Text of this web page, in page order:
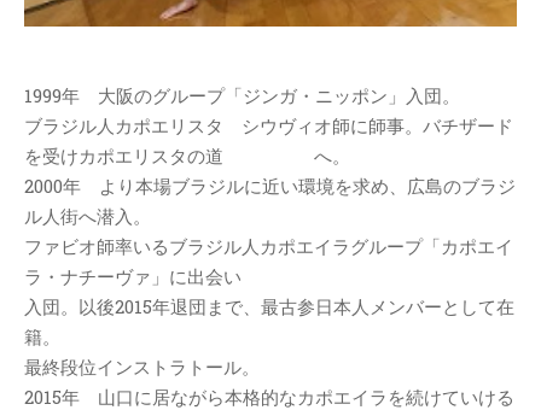
1999年 大阪のグループ「ジンガ・ニッポン」入団。
ブラジル人カポエリスタ シウヴィオ師に師事。バチザード
を受けカポエリスタの道 へ。
2000年 より本場ブラジルに近い環境を求め、広島のブラジ
ル人街へ潜入。
ファビオ師率いるブラジル人カポエイラグループ「カポエイ
ラ・ナチーヴァ」に出会い
入団。以後2015年退団まで、最古参日本人メンバーとして在
籍。
最終段位インストラトール。
2015年 山口に居ながら本格的なカポエイラを続けていける